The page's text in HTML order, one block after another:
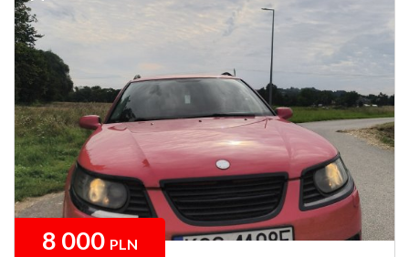
8 000 PLN